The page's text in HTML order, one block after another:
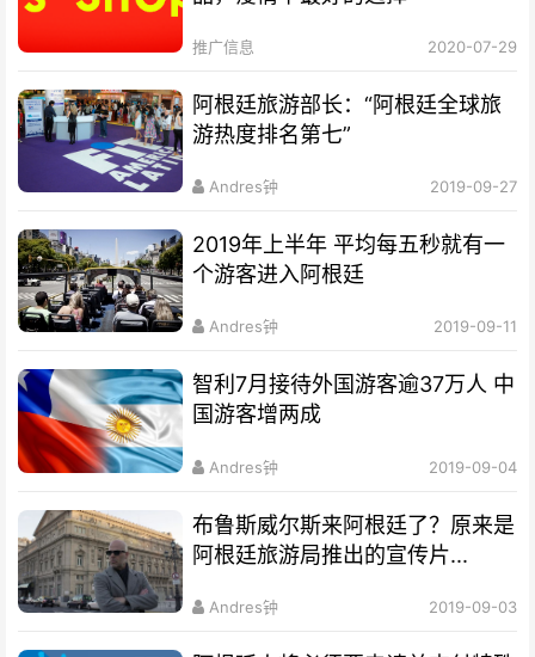
推广信息 2020-07-29
阿根廷旅游部长：“阿根廷全球旅
游热度排名第七”
Andres钟 2019-09-27
2019年上半年 平均每五秒就有一
个游客进入阿根廷
Andres钟 2019-09-11
智利7月接待外国游客逾37万人 中
国游客增两成
Andres钟 2019-09-04
布鲁斯威尔斯来阿根廷了？原来是
阿根廷旅游局推出的宣传片...
Andres钟 2019-09-03